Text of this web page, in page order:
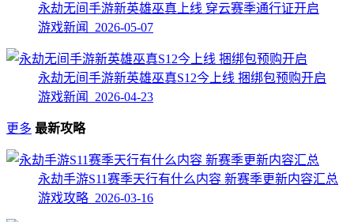
永劫无间手游新英雄巫真上线 穿云赛季通行证开启
游戏新闻 2026-05-07
永劫无间手游新英雄巫真S12今上线 捆绑包预购开启
游戏新闻 2026-04-23
更多 最新攻略
永劫手游S11赛季天行有什么内容 新赛季更新内容汇总
游戏攻略 2026-03-16